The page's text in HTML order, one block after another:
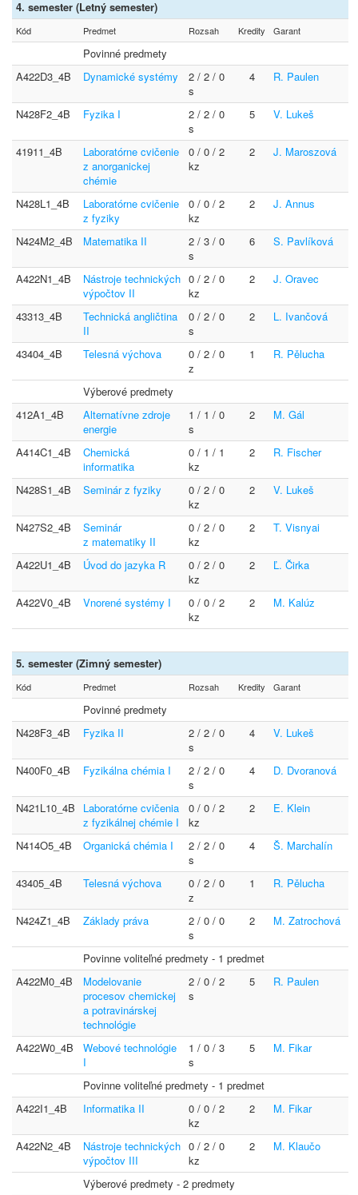
4. semester (Letný semester)
Kód Predmet Rozsah Kredity Garant
Povinné predmety
A422D3_4B
Dynamické systémy
2 / 2 / 0
s
4 R. Paulen
N428F2_4B Fyzika I
2 / 2 / 0
s
5 V. Lukeš
41911_4B
Laboratórne cvičenie
z anorganickej
chémie
0 / 0 / 2
kz
2 J. Maroszová
N428L1_4B
Laboratórne cvičenie
z fyziky
0 / 0 / 2
kz
2 J. Annus
N424M2_4B Matematika II
2 / 3 / 0
s
6 S. Pavlíková
A422N1_4B
Nástroje technických
výpočtov II
0 / 2 / 0
kz
2 J. Oravec
43313_4B
Technická angličtina
II
0 / 2 / 0
s
2 L. Ivančová
43404_4B Telesná výchova
0 / 2 / 0
z
1 R. Pělucha
Výberové predmety
412A1_4B
Alternatívne zdroje
energie
1 / 1 / 0
s
2 M. Gál
A414C1_4B
Chemická
informatika
0 / 1 / 1
kz
2 R. Fischer
N428S1_4B Seminár z fyziky
0 / 2 / 0
kz
2 V. Lukeš
N427S2_4B
Seminár
z matematiky II
0 / 2 / 0
kz
2 T. Visnyai
A422U1_4B Úvod do jazyka R
0 / 2 / 0
kz
2 Ľ. Čirka
A422V0_4B Vnorené systémy I
0 / 0 / 2
kz
2 M. Kalúz
5. semester (Zimný semester)
Kód Predmet Rozsah Kredity Garant
Povinné predmety
N428F3_4B
Fyzika II
2 / 2 / 0
s
4 V. Lukeš
N400F0_4B Fyzikálna chémia I
2 / 2 / 0
s
4 D. Dvoranová
N421L10_4B
Laboratórne cvičenia
z fyzikálnej chémie I
0 / 0 / 2
kz
2 E. Klein
N414O5_4B Organická chémia I
2 / 2 / 0
s
4 Š. Marchalín
43405_4B Telesná výchova
0 / 2 / 0
z
1 R. Pělucha
N424Z1_4B Základy práva
2 / 0 / 0
s
2 M. Zatrochová
Povinne voliteľné predmety - 1 predmet
A422M0_4B
Modelovanie
procesov chemickej
a potravinárskej
technológie
2 / 0 / 2
s
5 R. Paulen
A422W0_4B
Webové technológie
I
1 / 0 / 3
s
5 M. Fikar
Povinne voliteľné predmety - 1 predmet
A422I1_4B
Informatika II
0 / 0 / 2
kz
2 M. Fikar
A422N2_4B
Nástroje technických
výpočtov III
0 / 2 / 0
kz
2 M. Klaučo
Výberové predmety - 2 predmety